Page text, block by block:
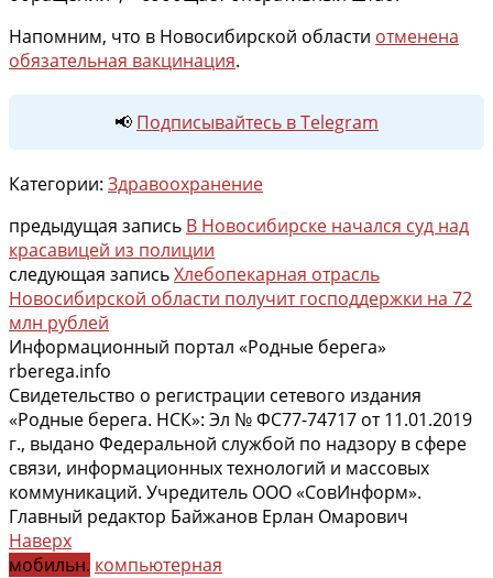
Напомним, что в Новосибирской области отменена
обязательная вакцинация.
📢 Подписывайтесь в Telegram
Категории: Здравоохранение
предыдущая запись В Новосибирске начался суд над
красавицей из полиции
следующая записьХлебопекарная отрасль
Новосибирской области получит господдержки на 72
млн рублей
Информационный портал «Родные берега»
rberega.info
Свидетельство о регистрации сетевого издания
«Родные берега. НСК»: Эл № ФС77-74717 от 11.01.2019
г., выдано Федеральной службой по надзору в сфере
связи, информационных технологий и массовых
коммуникаций. Учредитель ООО «СовИнформ».
Главный редактор Байжанов Ерлан Омарович
Наверх
мобильн. компьютерная